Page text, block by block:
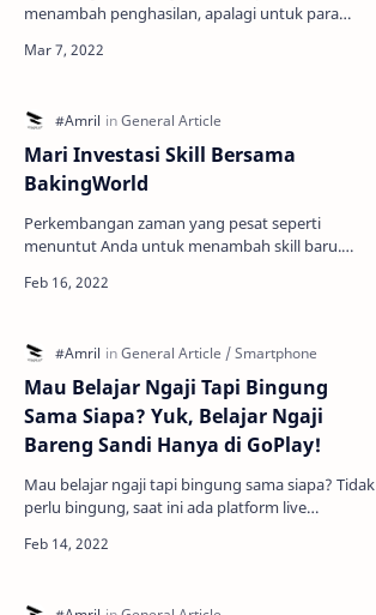
menambah penghasilan, apalagi untuk para
apakah cuit aman dan akan m…
Mari Investasi Skill Bersama
BakingWorld
Perkembangan zaman yang pesat seperti
menuntut Anda untuk menambah skill baru.
memperoleh kesempatan kerja. Ba…
Mau Belajar Ngaji Tapi Bingung
Sama Siapa? Yuk, Belajar Ngaji
Bareng Sandi Hanya di GoPlay!
Mau belajar ngaji tapi bingung sama siapa? Tidak
perlu bingung, saat ini ada platform live
yang ingin be…